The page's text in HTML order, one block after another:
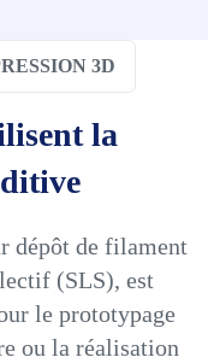
3D
la
dépôt de filament
(SLS), est
le prototypage
ou la réalisation